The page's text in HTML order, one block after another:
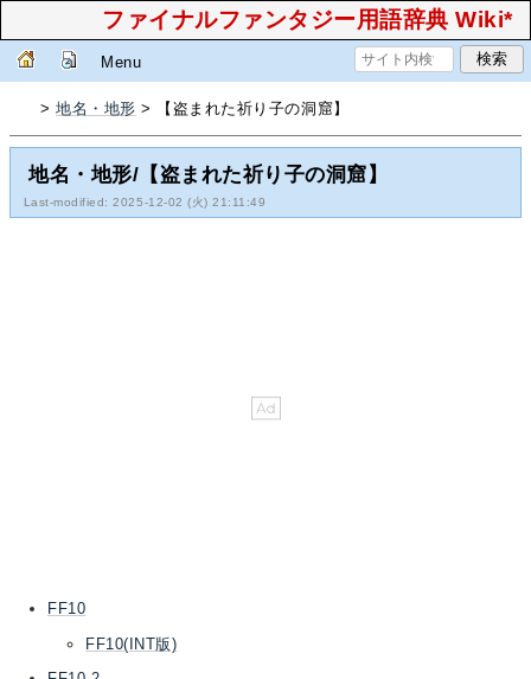
ファイナルファンタジー用語辞典 Wiki*
Menu
>地名・地形 > 【盗まれた祈り子の洞窟】
地名・地形/【盗まれた祈り子の洞窟】
Last-modified: 2025-12-02 (火) 21:11:49
FF10
FF10(INT版)